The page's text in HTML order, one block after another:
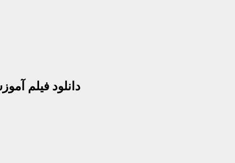
دانلود فیلم